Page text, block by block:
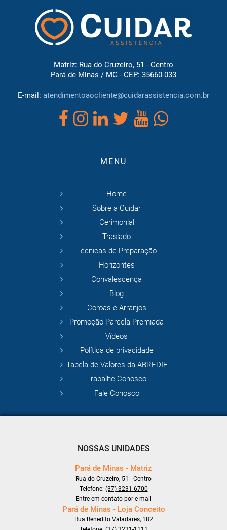
Matriz: Rua do Cruzeiro, 51 - Centro
Pará de Minas / MG - CEP: 35660-033
E-mail: atendimentoaocliente@cuidarassistencia.com.br
MENU
Home
Sobre a Cuidar
Cerimonial
Traslado
Técnicas de Preparação
Horizontes
Convalescença
Blog
Coroas e Arranjos
Promoção Parcela Premiada
Vídeos
Política de privacidade
Tabela de Valores da ABREDIF
Trabalhe Conosco
Fale Conosco
NOSSAS UNIDADES
Pará de Minas - Matriz
Rua do Cruzeiro, 51 - Centro
Telefone: (37) 3231-6700
Entre em contato por e-mail
Pará de Minas - Loja Conceito
Rua Benedito Valadares, 182